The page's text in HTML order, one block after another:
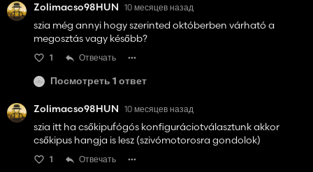
Zolimacso98HUN 10 месяцев назад
szia még annyi hogy szerinted októberben várható a
megosztás vagy később?
1 Отвечать
Посмотреть 1 ответ
Zolimacso98HUN 10 месяцев назад
szia itt ha csőkipufógós konfiguráciotválasztunk akkor
csőkipus hangja is lesz (szivómotorosra gondolok)
1 Отвечать